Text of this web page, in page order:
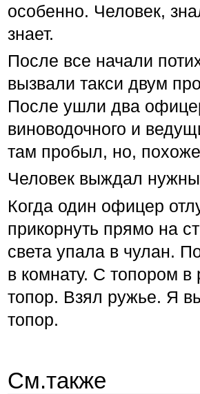
особенно. Человек,
знает.
После все начали
вызвали такси двум
После ушли два
виноводочного и
там пробыл, но,
Человек выждал
Когда один офицер
прикорнуть прямо на
света упала в чулан.
в комнату. С топором
топор. Взял ружье. Я
топор.
См.также